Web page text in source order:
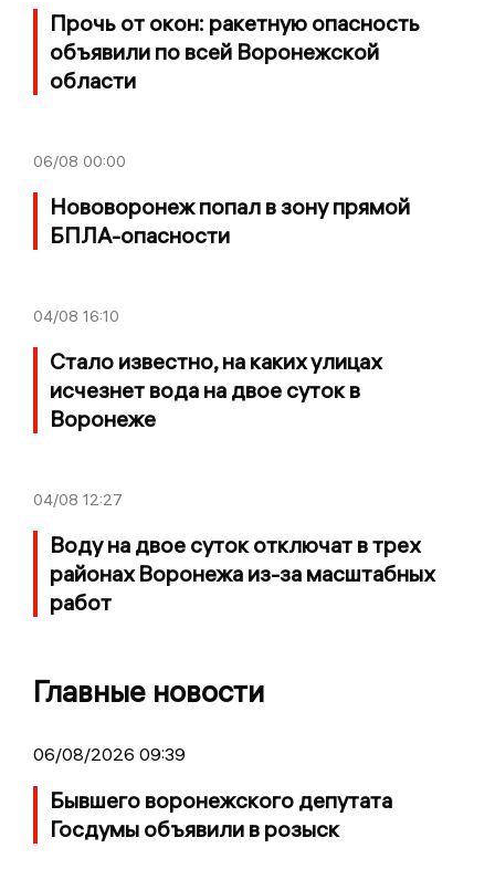
Прочь от окон: ракетную опасность
объявили по всей Воронежской
области
06/08 00:00
Нововоронеж попал в зону прямой
БПЛА-опасности
04/08 16:10
Стало известно, на каких улицах
исчезнет вода на двое суток в
Воронеже
04/08 12:27
Воду на двое суток отключат в трех
районах Воронежа из-за масштабных
работ
Главные новости
06/08/2026 09:39
Бывшего воронежского депутата
Госдумы объявили в розыск